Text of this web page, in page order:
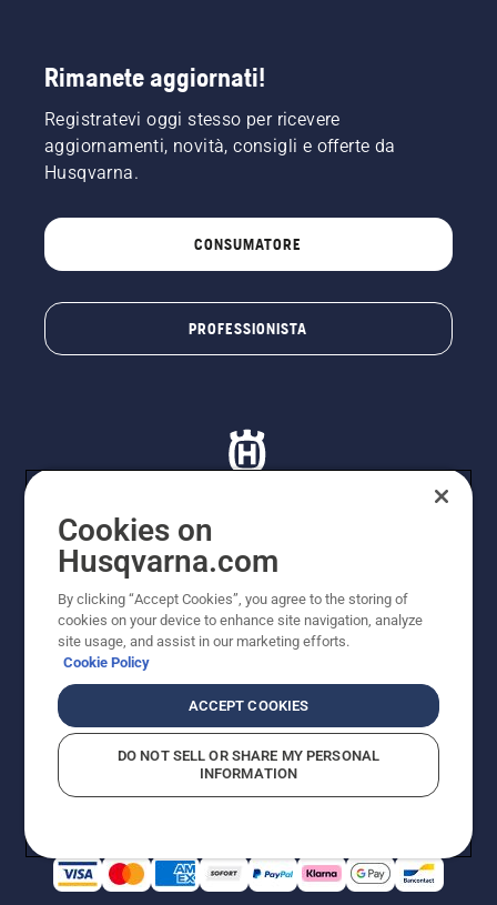
Rimanete aggiornati!
Registratevi oggi stesso per ricevere
aggiornamenti, novità, consigli e offerte da
Husqvarna.
CONSUMATORE
PROFESSIONISTA
© Husqvarna AB (publ). Tutti i diritti riservati. I prezzi
Husqvarna Schweiz AG per i rivenditori specializzati
aderenti all’iniziativa, prezzi in CHF comprensivi di IVA
all’ 8,1% e TRA. Con riserva di modifica. Tutti i prezzi
indicati sono prezzi al dettaglio consigliati (IVA inclusa),
a meno che il prodotto non sia disponibile per l'acquisto
Informativa sulla privacyRiferimentiCGVF Negozio online
Segnalazione di presunte violazioni
Cookies on
Husqvarna.com
By clicking “Accept Cookies”, you agree to the storing of
cookies on your device to enhance site navigation, analyze
site usage, and assist in our marketing efforts.
Cookie Policy
ACCEPT COOKIES
DO NOT SELL OR SHARE MY PERSONAL
INFORMATION